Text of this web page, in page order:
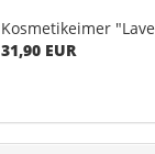
Kosmetikeimer
31,90 EUR